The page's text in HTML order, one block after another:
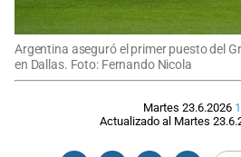
Argentina aseguró el primer puesto del
en Dallas. Foto: Fernando Nicola
Martes 23.6.2026
Actualizado al Martes